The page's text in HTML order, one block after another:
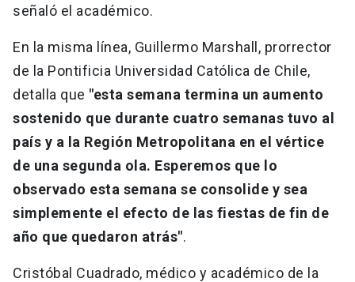
señaló el académico.
En la misma línea, Guillermo Marshall, prorrector
de la Pontificia Universidad Católica de Chile,
detalla que "esta semana termina un aumento
sostenido que durante cuatro semanas tuvo al
país y a la Región Metropolitana en el vértice
de una segunda ola. Esperemos que lo
observado esta semana se consolide y sea
simplemente el efecto de las fiestas de fin de
año que quedaron atrás".
Cristóbal Cuadrado, médico y académico de la